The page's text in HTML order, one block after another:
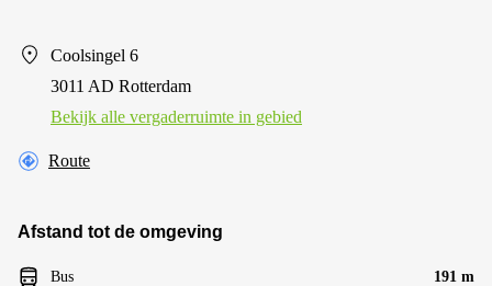
Coolsingel 6
3011 AD Rotterdam
Bekijk alle vergaderruimte in gebied
Route
Afstand tot de omgeving
Bus 191 m